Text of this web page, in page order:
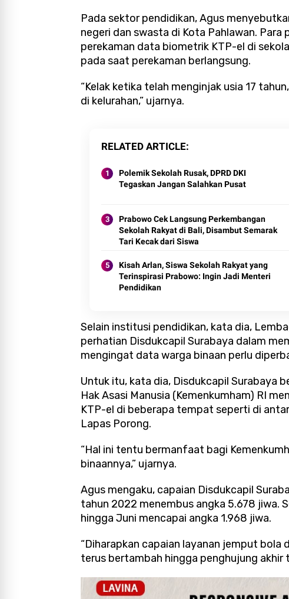
Pada sektor pendidikan, Agus
negeri dan swasta di Kota Pahlawan.
perekaman data biometrik KTP-el di
pada saat perekaman berlangsung.
“Kelak ketika telah menginjak usia 17
di kelurahan,” ujarnya.
RELATED ARTICLE
Polemik Sekolah Rusak, DPRD DKI
Tegaskan Jangan Salahkan Pusat
Prabowo Cek Langsung Perkembangan
Sekolah Rakyat di Bali, Disambut Semarak
Tari Kecak dari Siswa
Kisah Arlan, Siswa Sekolah Rakyat yang
Terinspirasi Prabowo: Ingin Jadi Menteri
Pendidikan
Selain institusi pendidikan, kata dia,
perhatian Disdukcapil Surabaya dalam
mengingat data warga binaan perlu
Untuk itu, kata dia, Disdukcapil Surabaya
Hak Asasi Manusia (Kemenkumham) RI
KTP-el di beberapa tempat seperti di
Lapas Porong.
“Hal ini tentu bermanfaat bagi
binaannya,” ujarnya.
Agus mengaku, capaian Disdukcapil
tahun 2022 menembus angka 5.678 jiwa.
hingga Juni mencapai angka 1.968 jiwa.
“Diharapkan capaian layanan jemput bola
terus bertambah hingga penghujung akhir